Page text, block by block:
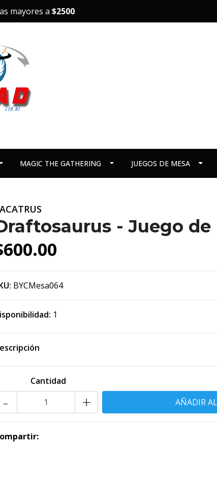
mayores a $2500
MAGIC THE GATHERING JUEGOS DE MESA
- Juego de
BYCMesa064
1
Cantidad
+
-